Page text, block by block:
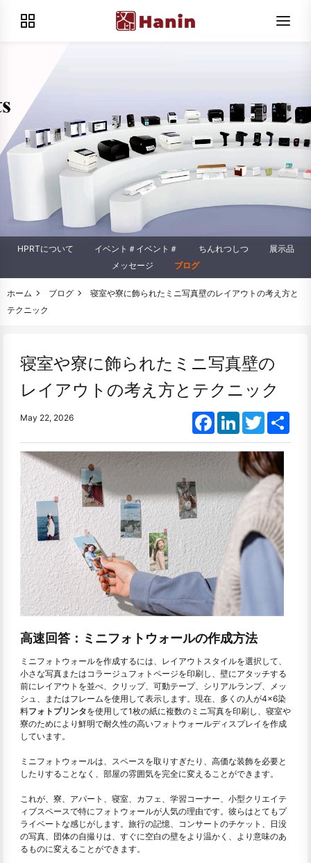
HPRTについて イベント＃イベント＃ ちんれつしつ
展示品
メッセージ
ブログ
ホーム ブログ
寝室や寮に飾られたミニ写真壁のレイアウトの考え方と
テクニック
寝室や寮に飾られたミニ写真壁の
レイアウトの考え方とテクニック
May 22, 2026 FacebookLinkedInTwitter
高速回答：ミニフォトウォールの作成方法
ミニフォトウォールを作成するには、レイアウトスタイルを選択して、
小さな写真またはコラージュフォトページを印刷し、壁にアタッチする
前にレイアウトを並べ、クリップ、可動テープ、シリアルランプ、メッ
シュ、またはフレームを使用して表示します。現在、多くの人が4×6染
料フォトプリンタを使用して1枚の紙に複数のミニ写真を印刷し、寝室や
寮のためにより鮮明で耐久性の高いフォトウォールディスプレイを作成
しています。
ミニフォトウォールは、スペースを取りすぎたり、高価な装飾を必要と
したりすることなく、部屋の雰囲気を完全に変えることができます。
これが、寮、アパート、寝室、カフェ、学習コーナー、小型クリエイテ
ィブスペースで特にフォトウォールが人気の理由です。彼らはとてもプ
ライベートな感じがします。旅行の記憶、コンサートのチケット、日没
の写真、団体の自撮りは、すぐに空白の壁をより温かく、より意味のあ
るものに変えることができます。